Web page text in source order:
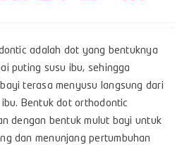
adalah dot yang bentuknya
puting susu ibu, sehingga
terasa menyusu langsung dari
Bentuk dot orthodontic
dengan bentuk mulut bayi untuk
dan menunjang pertumbuhan